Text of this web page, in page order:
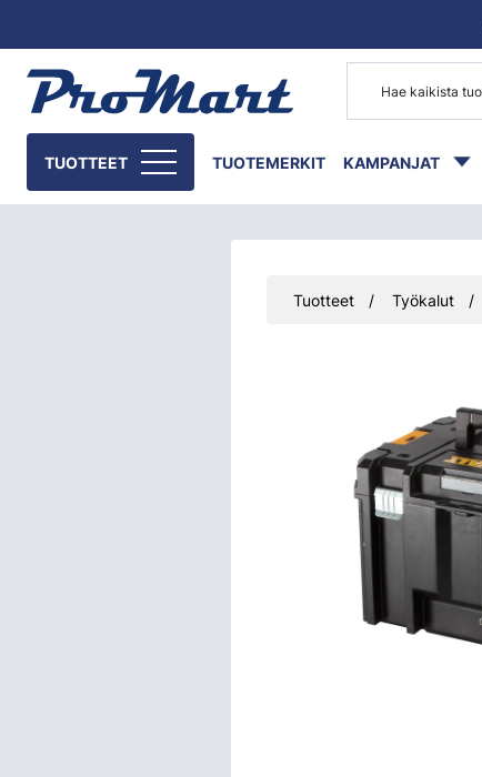
TUOTTEET TUOTEMERKIT KAMPANJAT
Tuotteet Työkalut